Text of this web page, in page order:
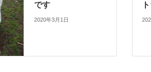
です
2020年3月1日